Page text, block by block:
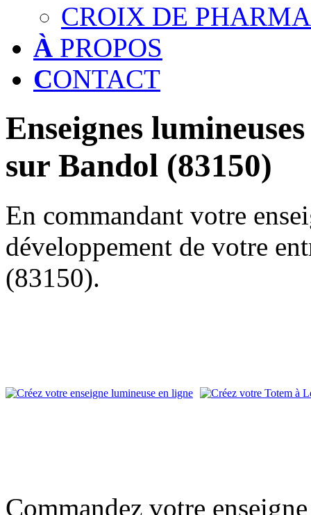
CROIX DE
À PROPOS
CONTACT
Enseignes
sur Bandol (83150)
En commandant votre
développement de votre
(83150).
Commandez votre